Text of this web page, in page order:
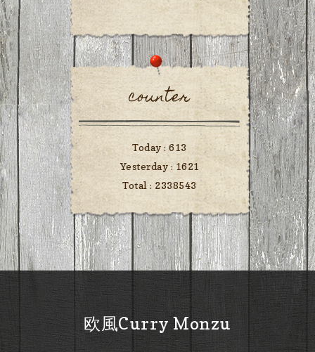
counter
Today :613
Yesterday : 1621
Total : 2338543
欧風Curry Monzu